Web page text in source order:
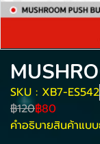
SKU : XB7-ES542
฿120฿80
คำอธิบายสินค้าแบ